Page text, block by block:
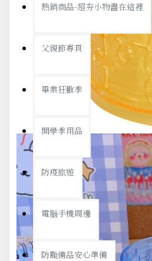
熱銷商品-超夯小物盡在這裡
父親節專頁
畢業狂歡季
開學季用品
防疫旅遊
電腦手機周邊
防颱備品安心準備